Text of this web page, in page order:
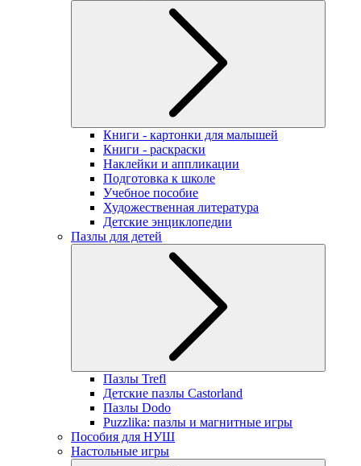
Книги - картонки для малышей
Книги - раскраски
Наклейки и аппликации
Подготовка к школе
Учебное пособие
Художественная литература
Детские энциклопедии
Пазлы для детей
Пазлы Trefl
Детские пазлы Castorland
Пазлы Dodo
Puzzlika: пазлы и магнитные игры
Пособия для НУШ
Настольные игры